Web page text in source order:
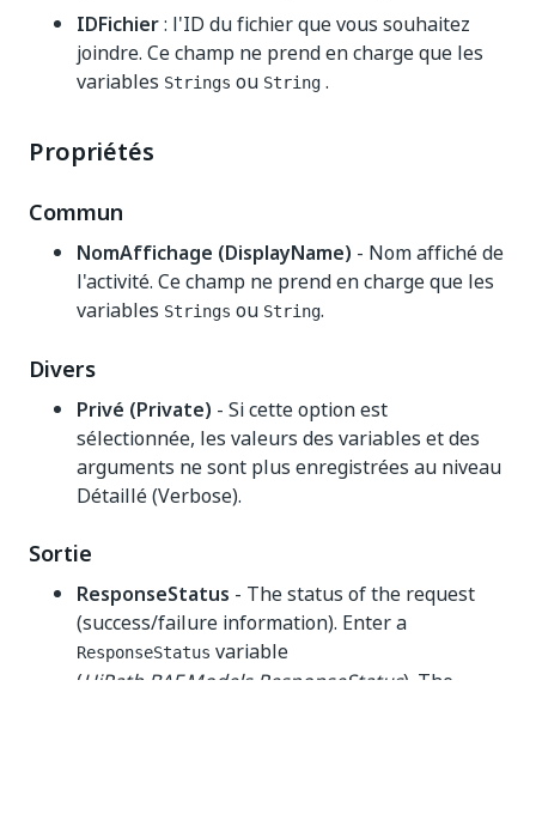
IDFichier: l'ID du fichier que vous souhaitez
joindre. Ce champ ne prend en charge que les
variables Strings ou String .
Propriétés
Commun
NomAffichage (DisplayName) - Nom affiché de
l'activité. Ce champ ne prend en charge que les
variables Strings ou String.
Divers
Privé (Private) - Si cette option est
sélectionnée, les valeurs des variables et des
arguments ne sont plus enregistrées au niveau
Détaillé (Verbose).
Sortie
ResponseStatus - The status of the request
(success/failure information). Enter a
ResponseStatus variable
(UiPath.BAF.Models.ResponseStatus). The